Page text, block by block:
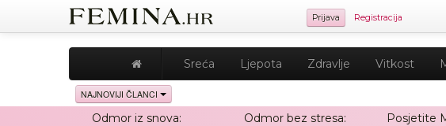
Prijava Registracija
Sreća Ljepota Zdravlje Vitkost
NAJNOVIJI ČLANCI
Odmor iz snova:
Odmor bez stresa:
Posjetite